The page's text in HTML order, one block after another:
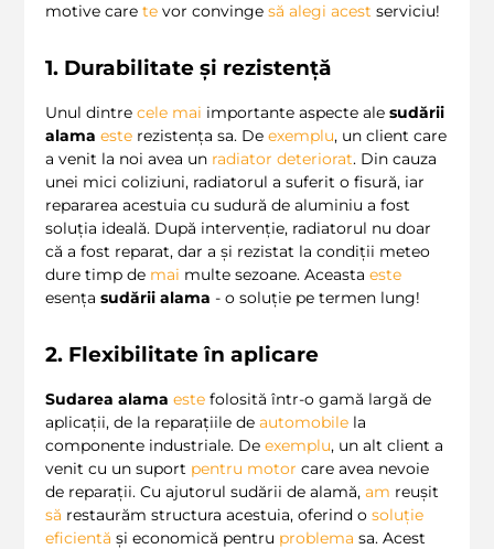
motive care te vor convinge să alegi acest serviciu!
1. Durabilitate și rezistență
Unul dintre cele mai importante aspecte ale sudării
alama este rezistența sa. De exemplu, un client care
a venit la noi avea un radiator deteriorat. Din cauza
unei mici coliziuni, radiatorul a suferit o fisură, iar
repararea acestuia cu sudură de aluminiu a fost
soluția ideală. După intervenție, radiatorul nu doar
că a fost reparat, dar a și rezistat la condiții meteo
dure timp de mai multe sezoane. Aceasta este
esența sudării alama - o soluție pe termen lung!
2. Flexibilitate în aplicare
Sudarea alama este folosită într-o gamă largă de
aplicații, de la reparațiile de automobile la
componente industriale. De exemplu, un alt client a
venit cu un suport pentru motor care avea nevoie
de reparații. Cu ajutorul sudării de alamă, am reușit
să restaurăm structura acestuia, oferind o soluție
eficientă și economică pentru problema sa. Acest